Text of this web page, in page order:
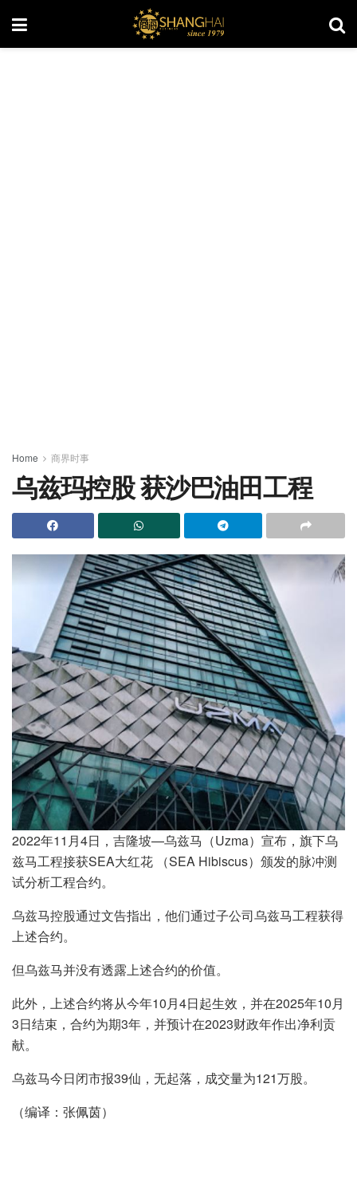
Home 商界时事
乌兹玛控股 获沙巴油田工程
2022年11月4日，吉隆坡—乌兹马（Uzma）宣布，旗下乌
兹马工程接获SEA大红花 （SEA Hibiscus）颁发的脉冲测
试分析工程合约。
乌兹马控股通过文告指出，他们通过子公司乌兹马工程获得
上述合约。
但乌兹马并没有透露上述合约的价值。
此外，上述合约将从今年10月4日起生效，并在2025年10月
3日结束，合约为期3年，并预计在2023财政年作出净利贡
献。
乌兹马今日闭市报39仙，无起落，成交量为121万股。
（编译：张佩茵）